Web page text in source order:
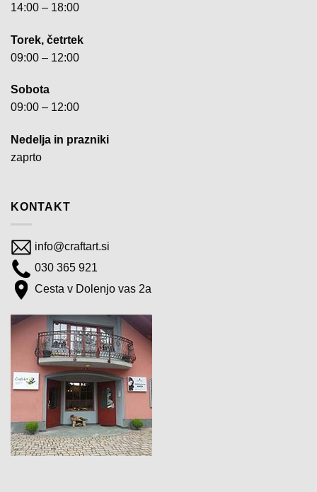
14:00 – 18:00
Torek, četrtek
09:00 – 12:00
Sobota
09:00 – 12:00
Nedelja in prazniki
zaprto
KONTAKT
info@craftart.si
030 365 921
Cesta v Dolenjo vas 2a